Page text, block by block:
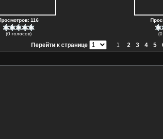
116
(0 голосов)
Перейти к странице 1 2 3 4 5